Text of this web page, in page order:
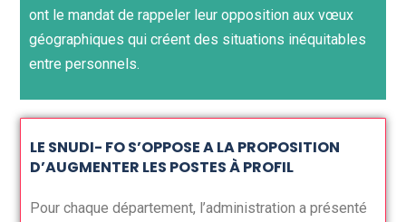
ont le mandat de rappeler leur opposition aux vœux
géographiques qui créent des situations inéquitables
entre personnels.
LE SNUDI- FO S’OPPOSE A LA PROPOSITION
D’AUGMENTER LES POSTES À PROFIL
Pour chaque département, l’administration a présenté